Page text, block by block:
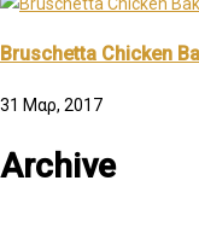
Bruschetta Chicken
31 Μαρ, 2017
Archive